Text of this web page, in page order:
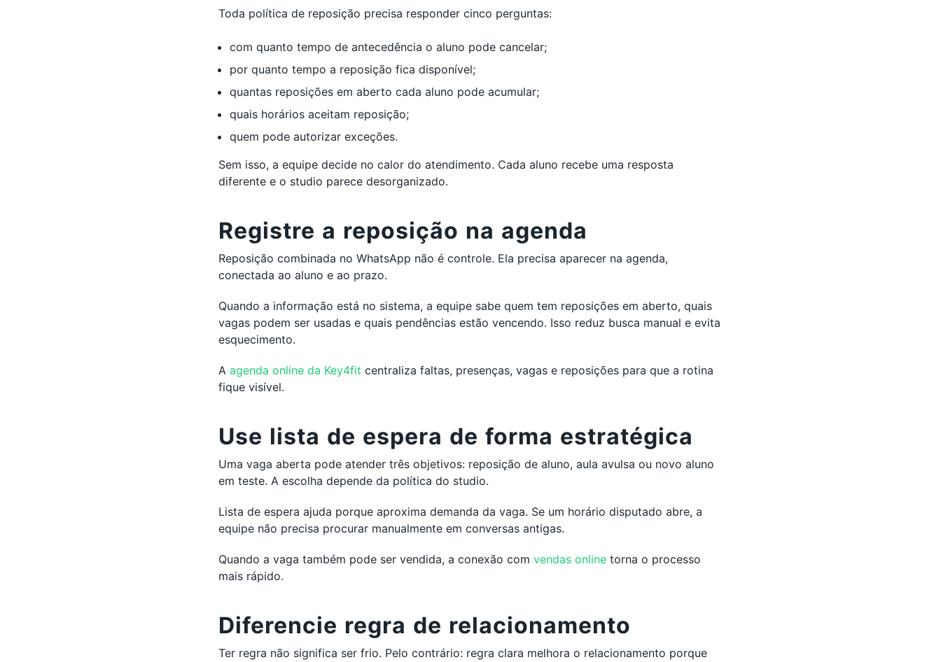
Toda política de reposição precisa responder cinco perguntas:
com quanto tempo de antecedência o aluno pode cancelar;
por quanto tempo a reposição fica disponível;
quantas reposições em aberto cada aluno pode acumular;
quais horários aceitam reposição;
quem pode autorizar exceções.
Sem isso, a equipe decide no calor do atendimento. Cada aluno recebe uma resposta
diferente e o studio parece desorganizado.
Registre a reposição na agenda
Reposição combinada no WhatsApp não é controle. Ela precisa aparecer na agenda,
conectada ao aluno e ao prazo.
Quando a informação está no sistema, a equipe sabe quem tem reposições em aberto, quais
vagas podem ser usadas e quais pendências estão vencendo. Isso reduz busca manual e evita
esquecimento.
A agenda online da Key4fit centraliza faltas, presenças, vagas e reposições para que a rotina
fique visível.
Use lista de espera de forma estratégica
Uma vaga aberta pode atender três objetivos: reposição de aluno, aula avulsa ou novo aluno
em teste. A escolha depende da política do studio.
Lista de espera ajuda porque aproxima demanda da vaga. Se um horário disputado abre, a
equipe não precisa procurar manualmente em conversas antigas.
Quando a vaga também pode ser vendida, a conexão com vendas online torna o processo
mais rápido.
Diferencie regra de relacionamento
Ter regra não significa ser frio. Pelo contrário: regra clara melhora o relacionamento porque